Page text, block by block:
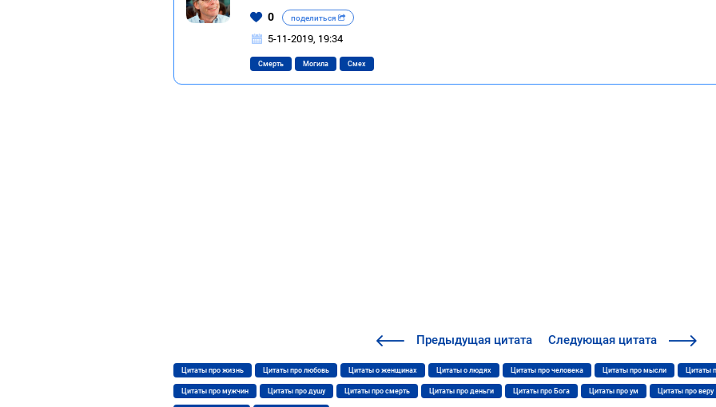
0 поделиться
5-11-2019, 19:34
Смерть Могила Смех
Предыдущая цитата Следующая цитата
Цитаты про жизнь Цитаты про любовь Цитаты о женщинах Цитаты о людях Цитаты про человека Цитаты про мысли Цитаты
Цитаты про мужчин Цитаты про душу Цитаты про смерть Цитаты про деньги Цитаты про Бога Цитаты про ум Цитаты про веру